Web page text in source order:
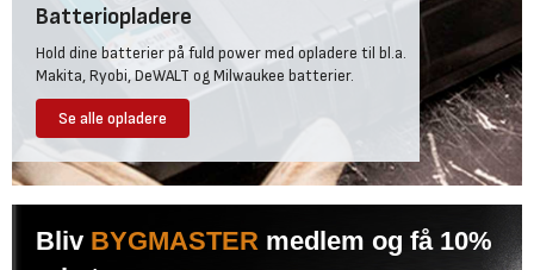
Batteriopladere
Hold dine batterier på fuld power med opladere til bl.a.
Makita, Ryobi, DeWALT og Milwaukee batterier.
Se alle opladere
Bliv BYGMASTER medlem og få 10%